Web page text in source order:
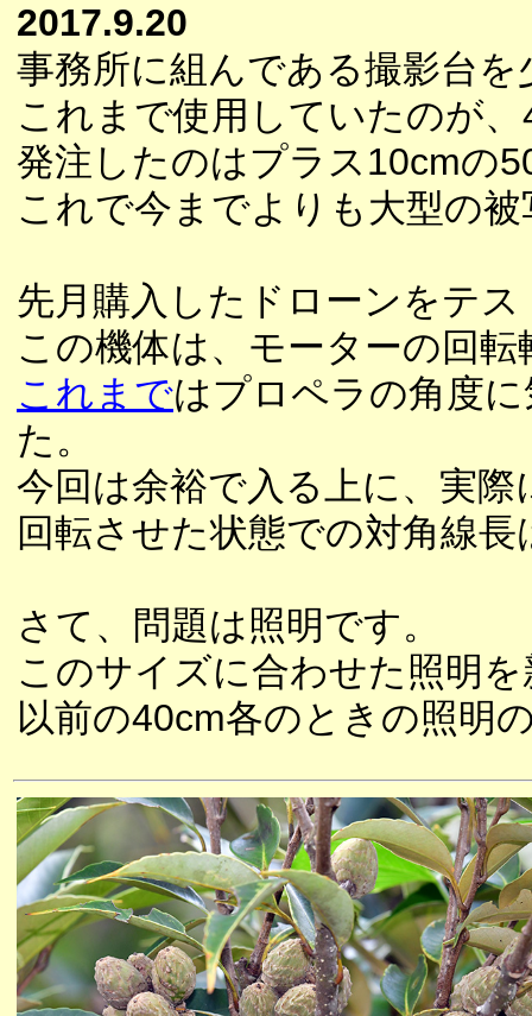
2017.9.20
事務所に組んである撮影台
これまで使用していたのが
発注したのはプラス10cmの
これで今までよりも大型の
先月購入したドローンをテ
この機体は、モーターの回
これまではプロペラの角度
た。
今回は余裕で入る上に、実
回転させた状態での対角線
さて、問題は照明です。
このサイズに合わせた照明
以前の40cm各のときの照明